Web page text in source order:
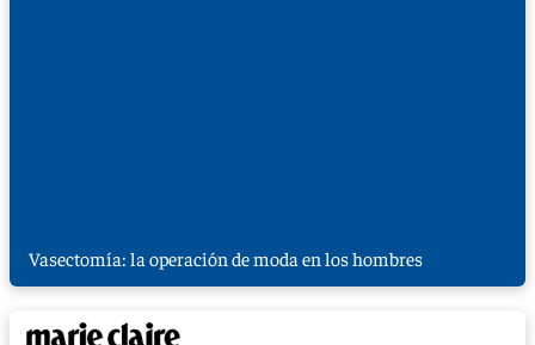
Vasectomía: la operación de moda en los hombres